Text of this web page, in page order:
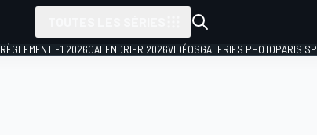
RÈGLEMENT F1 2026CALENDRIER 2026VIDÉOSGALERIES PHOTOPARIS